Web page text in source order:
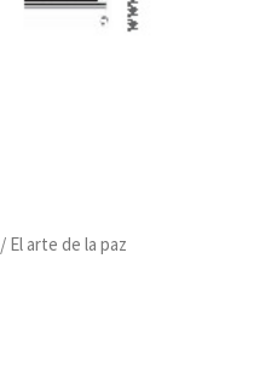
/ El arte de la paz